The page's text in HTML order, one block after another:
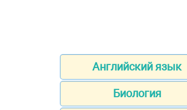
Английский язык
Биология